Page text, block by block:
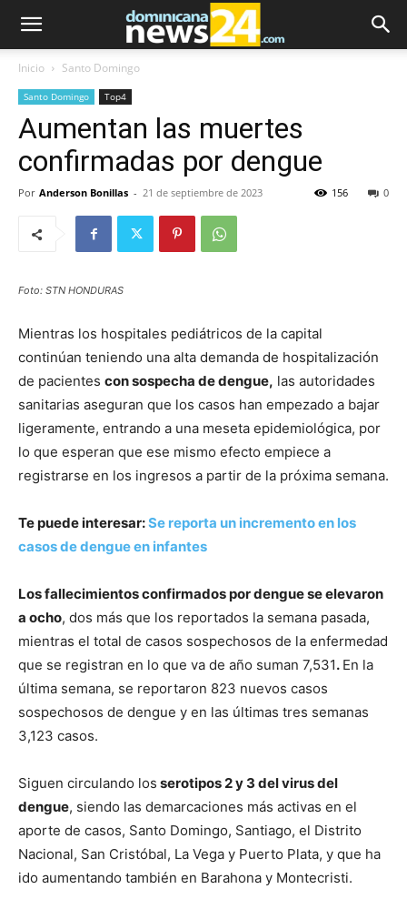
Inicio Santo Domingo
Santo Domingo Top4
Aumentan las muertes
confirmadas por dengue
Por Anderson Bonillas - 21 de septiembre de 2023 0
156
Foto: STN HONDURAS
Mientras los hospitales pediátricos de la capital
continúan teniendo una alta demanda de hospitalización
de pacientes con sospecha de dengue, las autoridades
sanitarias aseguran que los casos han empezado a bajar
ligeramente, entrando a una meseta epidemiológica, por
lo que esperan que ese mismo efecto empiece a
registrarse en los ingresos a partir de la próxima semana.
Te puede interesar:Se reporta un incremento en los
casos de dengue en infantes
Los fallecimientos confirmados por denguese elevaron
a ocho, dos más que los reportados la semana pasada,
mientras el total de casos sospechosos de la enfermedad
que se registran en lo que va de año suman 7,531. En la
última semana, se reportaron 823 nuevos casos
sospechosos de dengue y en las últimas tres semanas
3,123 casos.
Siguen circulando los serotipos 2 y 3 del virus del
dengue, siendo las demarcaciones más activas en el
aporte de casos, Santo Domingo, Santiago, el Distrito
Nacional, San Cristóbal, La Vega y Puerto Plata, y que ha
ido aumentando también en Barahona y Montecristi.